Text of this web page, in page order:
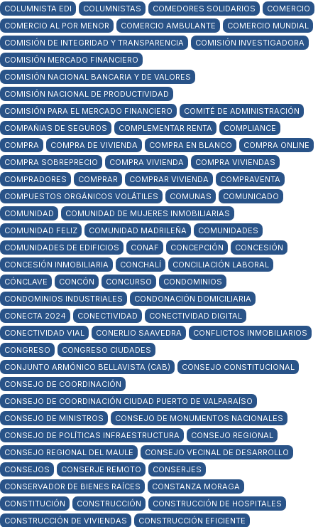
COLUMNISTA EDI COLUMNISTAS COMEDORES SOLIDARIOS
COMERCIO
COMERCIO AL POR MENOR
COMERCIO AMBULANTE
COMERCIO MUNDIAL
COMISIÓN DE INTEGRIDAD Y TRANSPARENCIA
COMISIÓN INVESTIGADORA
COMISIÓN MERCADO FINANCIERO
COMISIÓN NACIONAL BANCARIA Y DE VALORES
COMISIÓN NACIONAL DE PRODUCTIVIDAD
COMISIÓN PARA EL MERCADO FINANCIERO
COMITÉ DE ADMINISTRACIÓN
COMPAÑIAS DE SEGUROS
COMPLEMENTAR RENTA
COMPLIANCE
COMPRA
COMPRA DE VIVIENDA COMPRA EN BLANCO
COMPRA ONLINE
COMPRA SOBREPRECIO
COMPRA VIVIENDA
COMPRA VIVIENDAS
COMPRADORES
COMPRAR COMPRAR VIVIENDA
COMPRAVENTA
COMPUESTOS ORGÁNICOS VOLÁTILES
COMUNAS
COMUNICADO
COMUNIDAD
COMUNIDAD DE MUJERES INMOBILIARIAS
COMUNIDAD FELIZ
COMUNIDAD MADRILEÑA
COMUNIDADES
COMUNIDADES DE EDIFICIOS
CONAF CONCEPCIÓN
CONCESIÓN
CONCESIÓN INMOBILIARIA
CONCHALÍ
CONCILIACIÓN LABORAL
CÓNCLAVE
CONCÓN CONCURSO
CONDOMINIOS
CONDOMINIOS INDUSTRIALES
CONDONACIÓN DOMICILIARIA
CONECTA 2024
CONECTIVIDAD
CONECTIVIDAD DIGITAL
CONECTIVIDAD VIAL
CONERLIO SAAVEDRA
CONFLICTOS INMOBILIARIOS
CONGRESO
CONGRESO CIUDADES
CONJUNTO ARMÓNICO BELLAVISTA (CAB)
CONSEJO CONSTITUCIONAL
CONSEJO DE COORDINACIÓN
CONSEJO DE COORDINACIÓN CIUDAD PUERTO DE VALPARAÍSO
CONSEJO DE MINISTROS
CONSEJO DE MONUMENTOS NACIONALES
CONSEJO DE POLÍTICAS INFRAESTRUCTURA
CONSEJO REGIONAL
CONSEJO REGIONAL DEL MAULE
CONSEJO VECINAL DE DESARROLLO
CONSEJOS
CONSERJE REMOTO
CONSERJES
CONSERVADOR DE BIENES RAÍCES
CONSTANZA MORAGA
CONSTITUCIÓN
CONSTRUCCIÓN
CONSTRUCCIÓN DE HOSPITALES
CONSTRUCCIÓN DE VIVIENDAS
CONSTRUCCIÓN EFICIENTE